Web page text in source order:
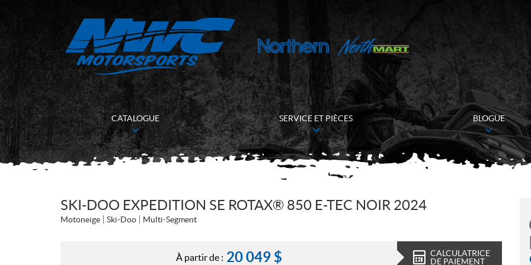
CATALOGUE SERVICE ET PIÈCES BLOGUE
SKI-DOO EXPEDITION SE ROTAX® 850 E-TEC NOIR 2024
Motoneige Ski-Doo Multi-Segment
À partir de : 20 049 $
CALCULATRICE
DE PAIEMENT